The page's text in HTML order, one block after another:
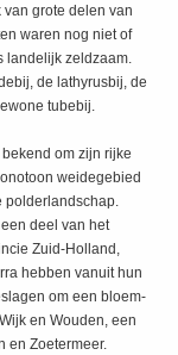
grote delen van
waren nog niet of
landelijk zeldzaam.
de lathyrusbij, de
tubebij.
om zijn rijke
weidegebied
polderlandschap.
deel van het
Zuid-Holland,
hebben vanuit hun
om een bloem-
en Wouden, een
en Zoetermeer.